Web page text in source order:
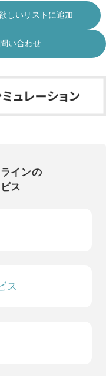
しいリストに追加
い合わせ
インの
ス
ス